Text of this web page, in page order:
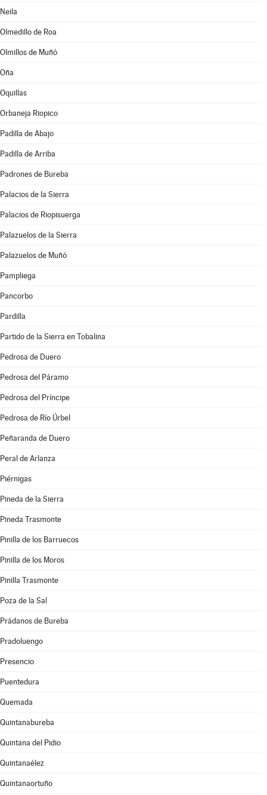
Neila
Olmedillo de Roa
Olmillos de Muñó
Oña
Oquillas
Orbaneja Riopico
Padilla de Abajo
Padilla de Arriba
Padrones de Bureba
Palacios de la Sierra
Palacios de Riopisuerga
Palazuelos de la Sierra
Palazuelos de Muñó
Pampliega
Pancorbo
Pardilla
Partido de la Sierra en Tobalina
Pedrosa de Duero
Pedrosa del Páramo
Pedrosa del Príncipe
Pedrosa de Río Úrbel
Peñaranda de Duero
Peral de Arlanza
Piérnigas
Pineda de la Sierra
Pineda Trasmonte
Pinilla de los Barruecos
Pinilla de los Moros
Pinilla Trasmonte
Poza de la Sal
Prádanos de Bureba
Pradoluengo
Presencio
Puentedura
Quemada
Quintanabureba
Quintana del Pidio
Quintanaélez
Quintanaortuño